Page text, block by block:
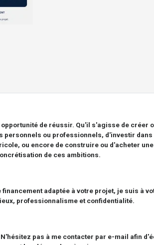
de réussir. Qu'il s'agisse de créer
personnels ou professionnels, d'investir
ou encore de construire ou d'acheter
de ces ambitions.
adaptée à votre projet, je suis à
professionnalisme et confidentialité.
pas à me contacter par e-mail afin